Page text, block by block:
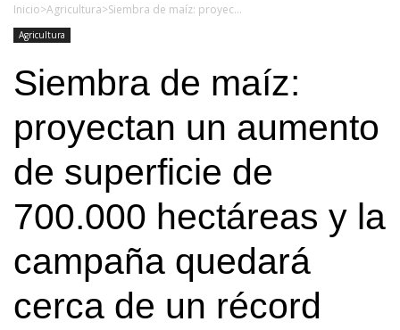
Inicio>Agricultura> Siembra de maíz: proyectan un aumento de superficie de 700.000 hectáreas y la campaña quedará cerca de un récord
Agricultura
Siembra de maíz:
proyectan un aumento
de superficie de
700.000 hectáreas y la
campaña quedará
cerca de un récord